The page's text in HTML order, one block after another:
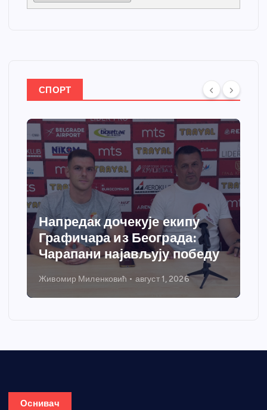
СПОРТ
Спортски центар “Ћићевац”
добија савремени систем
грејања
Никола Петровић јул 31, 2026
Оснивач